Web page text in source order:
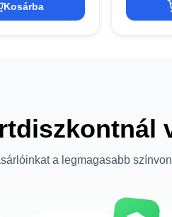
Kosárba
a legmagasabb